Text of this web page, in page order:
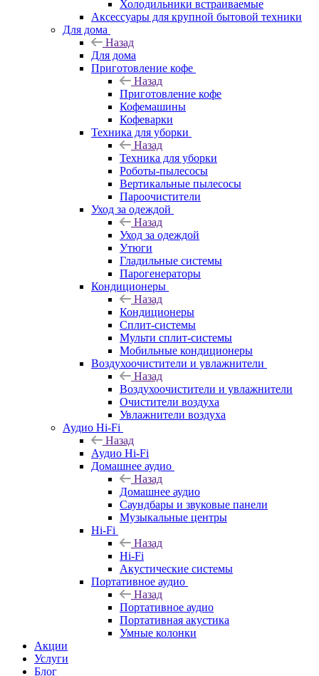
Холодильники встраиваемые
Аксессуары для крупной бытовой техники
Для дома
Назад
Для дома
Приготовление кофе
Назад
Приготовление кофе
Кофемашины
Кофеварки
Техника для уборки
Назад
Техника для уборки
Роботы-пылесосы
Вертикальные пылесосы
Пароочистители
Уход за одеждой
Назад
Уход за одеждой
Утюги
Гладильные системы
Парогенераторы
Кондиционеры
Назад
Кондиционеры
Сплит-системы
Мульти сплит-системы
Мобильные кондиционеры
Воздухоочистители и увлажнители
Назад
Воздухоочистители и увлажнители
Очистители воздуха
Увлажнители воздуха
Аудио Hi-Fi
Назад
Аудио Hi-Fi
Домашнее аудио
Назад
Домашнее аудио
Саундбары и звуковые панели
Музыкальные центры
Hi-Fi
Назад
Hi-Fi
Акустические системы
Портативное аудио
Назад
Портативное аудио
Портативная акустика
Умные колонки
Акции
Услуги
Блог